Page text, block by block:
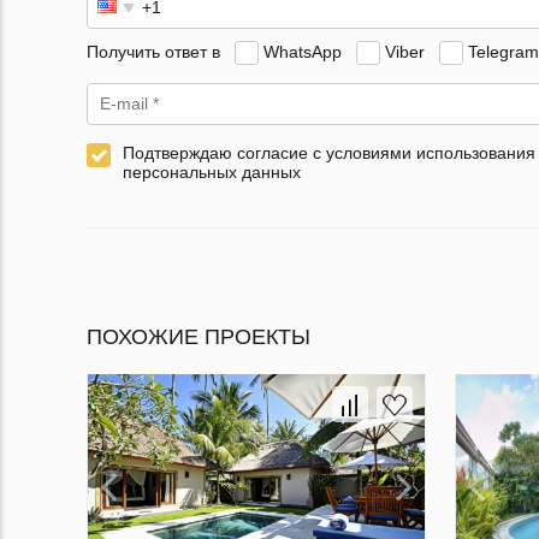
Получить ответ в WhatsApp Viber Telegram
Подтверждаю согласие с условиями использования
персональных данных
ПОХОЖИЕ ПРОЕКТЫ